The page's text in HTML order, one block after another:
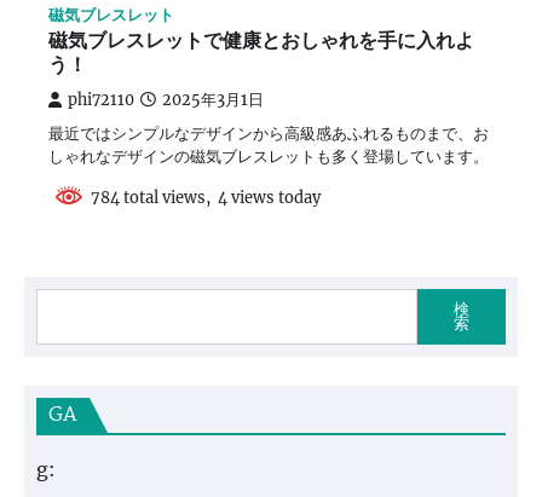
磁気ブレスレット
磁気ブレスレットで健康とおしゃれを手に入れよ
う！
phi72110 2025年3月1日
最近ではシンプルなデザインから高級感あふれるものまで、お
しゃれなデザインの磁気ブレスレットも多く登場しています。
784 total views, 4 views today
検
索
GA
g: